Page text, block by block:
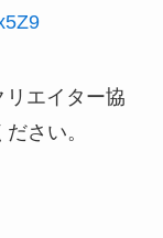
エイター協
さい。